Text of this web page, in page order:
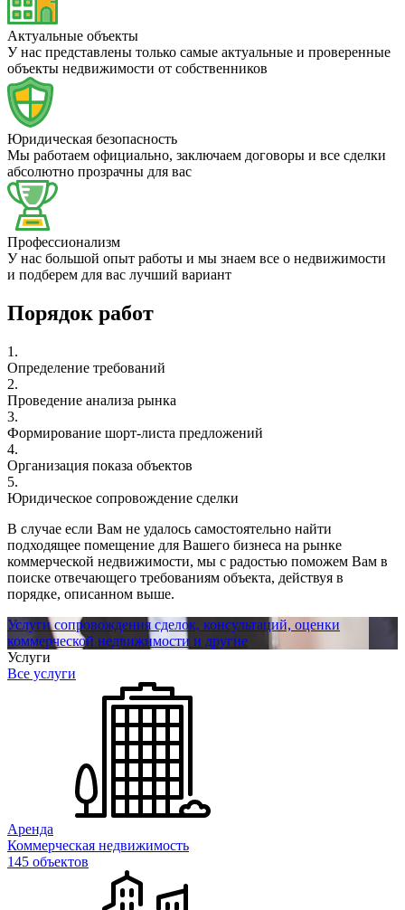
Актуальные объекты
У нас представлены только самые актуальные и проверенные
объекты недвижимости от собственников
Юридическая безопасность
Мы работаем официально, заключаем договоры и все сделки
абсолютно прозрачны для вас
Профессионализм
У нас большой опыт работы и мы знаем все о недвижимости
и подберем для вас лучший вариант
Порядок работ
1.
Определение требований
2.
Проведение анализа рынка
3.
Формирование шорт-листа предложений
4.
Организация показа объектов
5.
Юридическое сопровождение сделки
В случае если Вам не удалось самостоятельно найти
подходящее помещение для Вашего бизнеса на рынке
коммерческой недвижимости, мы с радостью поможем Вам в
поиске отвечающего требованиям объекта, действуя в
порядке, описанном выше.
Услуги сопровождения сделок, консультаций, оценки
коммерческой недвижимости и другие
Услуги
Все услуги
Аренда
Коммерческая недвижимость
145 объектов